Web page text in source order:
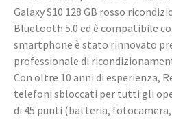
Galaxy S10 128 GB rosso
Bluetooth 5.0 ed è compatibile
smartphone è stato rinnovato
professionale di
Con oltre 10 anni di esperienza,
telefoni sbloccati per tutti gli
di 45 punti (batteria,